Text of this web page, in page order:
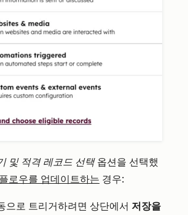
및 적격 레코드 선택옵션을 선택했
로우를 업데이트하는 경우:
으로 트리거하려면 상단에서 저장을